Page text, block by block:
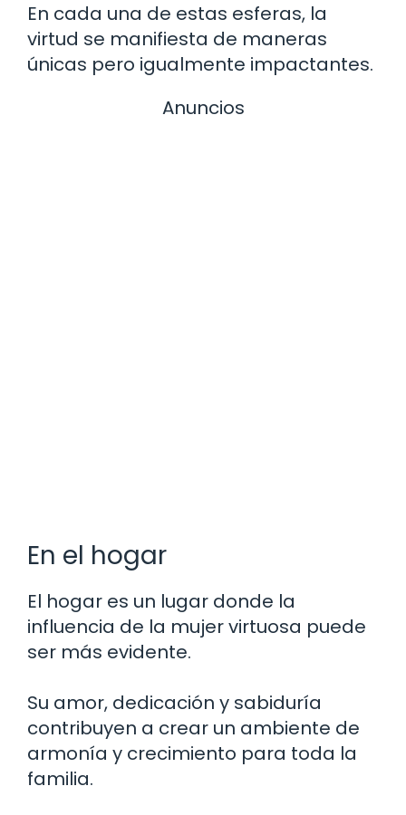
En cada una de estas esferas, la
virtud se manifiesta de maneras
únicas pero igualmente impactantes.
Anuncios
En el hogar
El hogar es un lugar donde la
influencia de la mujer virtuosa puede
ser más evidente.
Su amor, dedicación y sabiduría
contribuyen a crear un ambiente de
armonía y crecimiento para toda la
familia.